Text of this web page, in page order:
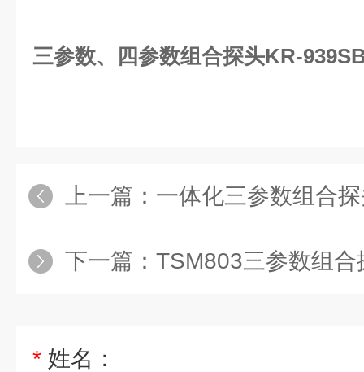
三参数、四参数组合探头KR-
上一篇： 一体化三参数组合探头
下一篇： TSM803三参数组合
* 姓名：